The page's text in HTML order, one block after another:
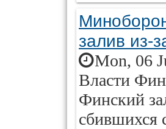
залив из-
Mon, 06
Власти
Финский
сбившихся